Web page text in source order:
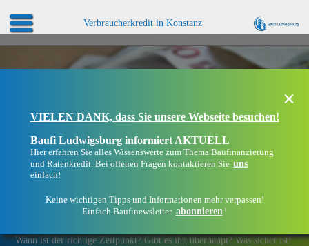
Verbraucherkredit in Konstanz
Wann ist der richtige Zeitpunkt? Gibt es ihn überhaupt? Was sicher ist!
×
VIELEN DANK, dass Sie unsere Webseite besuchen!
Baufi Ludwigsburg informiert AKTUELL
Hier erfahren Sie alles Wissenswerte zum Thema Baufinanzierung
und Ratenkredit. Bei offenen Fragen kontaktieren Sie uns
einfach!
Keine wichtigen Tipps und Informationen mehr verpassen!
Einfach Baufinewsletter abonnieren !